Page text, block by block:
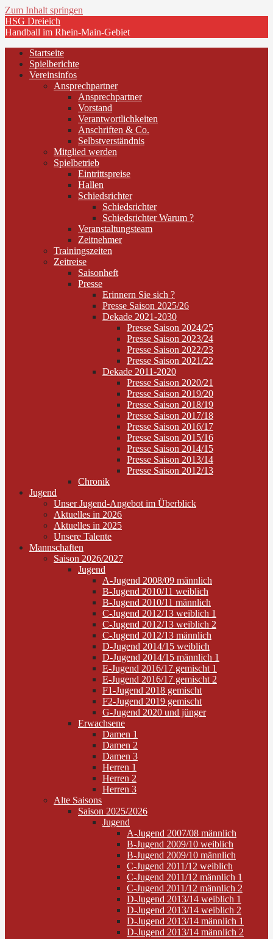
Zum Inhalt springen
HSG Dreieich
Handball im Rhein-Main-Gebiet
Startseite
Spielberichte
Vereinsinfos
Ansprechpartner
Ansprechpartner
Vorstand
Verantwortlichkeiten
Anschriften & Co.
Selbstverständnis
Mitglied werden
Spielbetrieb
Eintrittspreise
Hallen
Schiedsrichter
Schiedsrichter
Schiedsrichter Warum ?
Veranstaltungsteam
Zeitnehmer
Trainingszeiten
Zeitreise
Saisonheft
Presse
Erinnern Sie sich ?
Presse Saison 2025/26
Dekade 2021-2030
Presse Saison 2024/25
Presse Saison 2023/24
Presse Saison 2022/23
Presse Saison 2021/22
Dekade 2011-2020
Presse Saison 2020/21
Presse Saison 2019/20
Presse Saison 2018/19
Presse Saison 2017/18
Presse Saison 2016/17
Presse Saison 2015/16
Presse Saison 2014/15
Presse Saison 2013/14
Presse Saison 2012/13
Chronik
Jugend
Unser Jugend-Angebot im Überblick
Aktuelles in 2026
Aktuelles in 2025
Unsere Talente
Mannschaften
Saison 2026/2027
Jugend
A-Jugend 2008/09 männlich
B-Jugend 2010/11 weiblich
B-Jugend 2010/11 männlich
C-Jugend 2012/13 weiblich 1
C-Jugend 2012/13 weiblich 2
C-Jugend 2012/13 männlich
D-Jugend 2014/15 weiblich
D-Jugend 2014/15 männlich 1
E-Jugend 2016/17 gemischt 1
E-Jugend 2016/17 gemischt 2
F1-Jugend 2018 gemischt
F2-Jugend 2019 gemischt
G-Jugend 2020 und jünger
Erwachsene
Damen 1
Damen 2
Damen 3
Herren 1
Herren 2
Herren 3
Alte Saisons
Saison 2025/2026
Jugend
A-Jugend 2007/08 männlich
B-Jugend 2009/10 weiblich
B-Jugend 2009/10 männlich
C-Jugend 2011/12 weiblich
C-Jugend 2011/12 männlich 1
C-Jugend 2011/12 männlich 2
D-Jugend 2013/14 weiblich 1
D-Jugend 2013/14 weiblich 2
D-Jugend 2013/14 männlich 1
D-Jugend 2013/14 männlich 2